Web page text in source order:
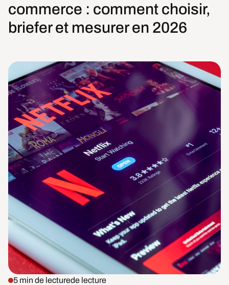
commerce : comment choisir,
briefer et mesurer en 2026
5 min de lecturede lecture